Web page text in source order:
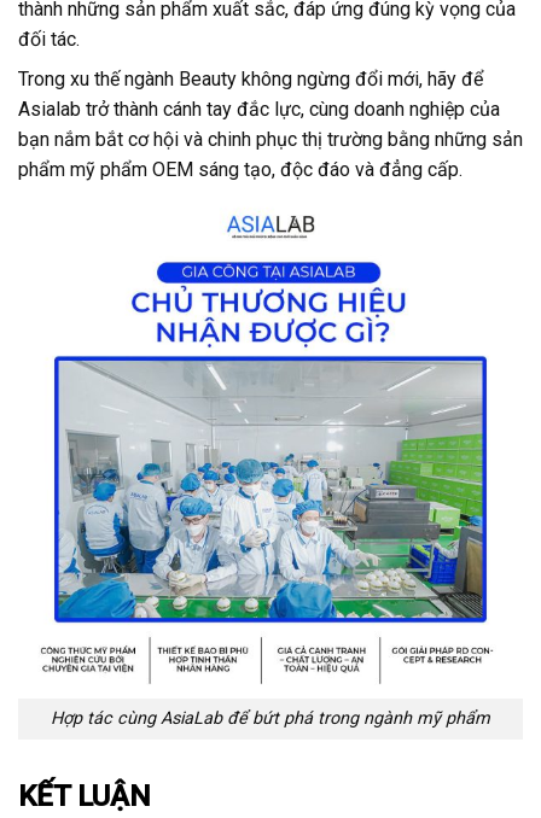
thành những sản phẩm xuất sắc, đáp ứng đúng kỳ vọng của
đối tác.
Trong xu thế ngành Beauty không ngừng đổi mới, hãy để
Asialab trở thành cánh tay đắc lực, cùng doanh nghiệp của
bạn nắm bắt cơ hội và chinh phục thị trường bằng những sản
phẩm mỹ phẩm OEM sáng tạo, độc đáo và đẳng cấp.
Hợp tác cùng AsiaLab để bứt phá trong ngành mỹ phẩm
KẾT LUẬN